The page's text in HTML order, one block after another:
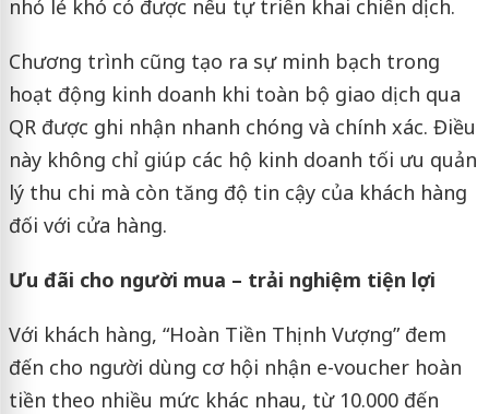
nhỏ lẻ khó có được nếu tự triển khai chiến dịch.
Chương trình cũng tạo ra sự minh bạch trong
hoạt động kinh doanh khi toàn bộ giao dịch qua
QR được ghi nhận nhanh chóng và chính xác. Điều
này không chỉ giúp các hộ kinh doanh tối ưu quản
lý thu chi mà còn tăng độ tin cậy của khách hàng
đối với cửa hàng.
Ưu đãi cho người mua – trải nghiệm tiện lợi
Với khách hàng, “Hoàn Tiền Thịnh Vượng” đem
đến cho người dùng cơ hội nhận e-voucher hoàn
tiền theo nhiều mức khác nhau, từ 10.000 đến